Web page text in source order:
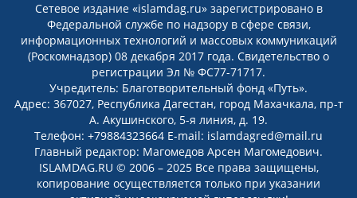
Сетевое издание «islamdag.ru» зарегистрировано в
Федеральной службе по надзору в сфере связи,
информационных технологий и массовых коммуникаций
(Роскомнадзор) 08 декабря 2017 года. Свидетельство о
регистрации Эл № ФС77-71717.
Учредитель: Благотворительный фонд «Путь».
Адрес: 367027, Республика Дагестан, город Махачкала, пр-т
А. Акушинского, 5-я линия, д. 19.
Телефон: +79884323664 E-mail: islamdagred@mail.ru
Главный редактор: Магомедов Арсен Магомедович.
ISLAMDAG.RU © 2006 – 2025 Все права защищены,
копирование осуществляется только при указании